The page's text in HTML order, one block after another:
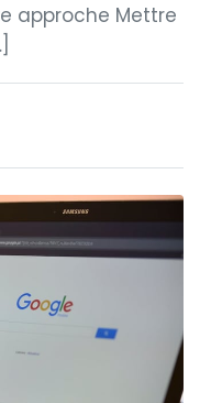
approche Mettre